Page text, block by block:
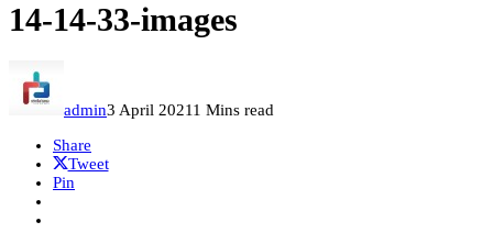
14-14-33-images
admin3 April 20211 Mins read
Share
Tweet
Pin